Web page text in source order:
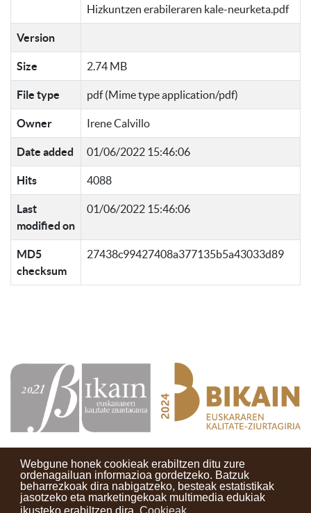
Webgune honek cookieak erabiltzen ditu zure
ordenagailuan informazioa gordetzeko. Batzuk
beharrezkoak dira nabigatzeko, besteak estatistikak
jasotzeko eta marketingekoak multimedia edukiak
ikusteko erabiltzen dira. Cookieak
Hizkuntzen erabileraren kale-neurketa.pdf
Version
Size 2.74 MB
File type pdf (Mime type application/pdf)
Owner Irene Calvillo
Date added 01/06/2022 15:46:06
Hits 4088
Last
modified on
01/06/2022 15:46:06
MD5
checksum
27438c99427408a377135b5a43033d89
Kontaktuak Erabilera baldintzak Lege oharra
Berriak